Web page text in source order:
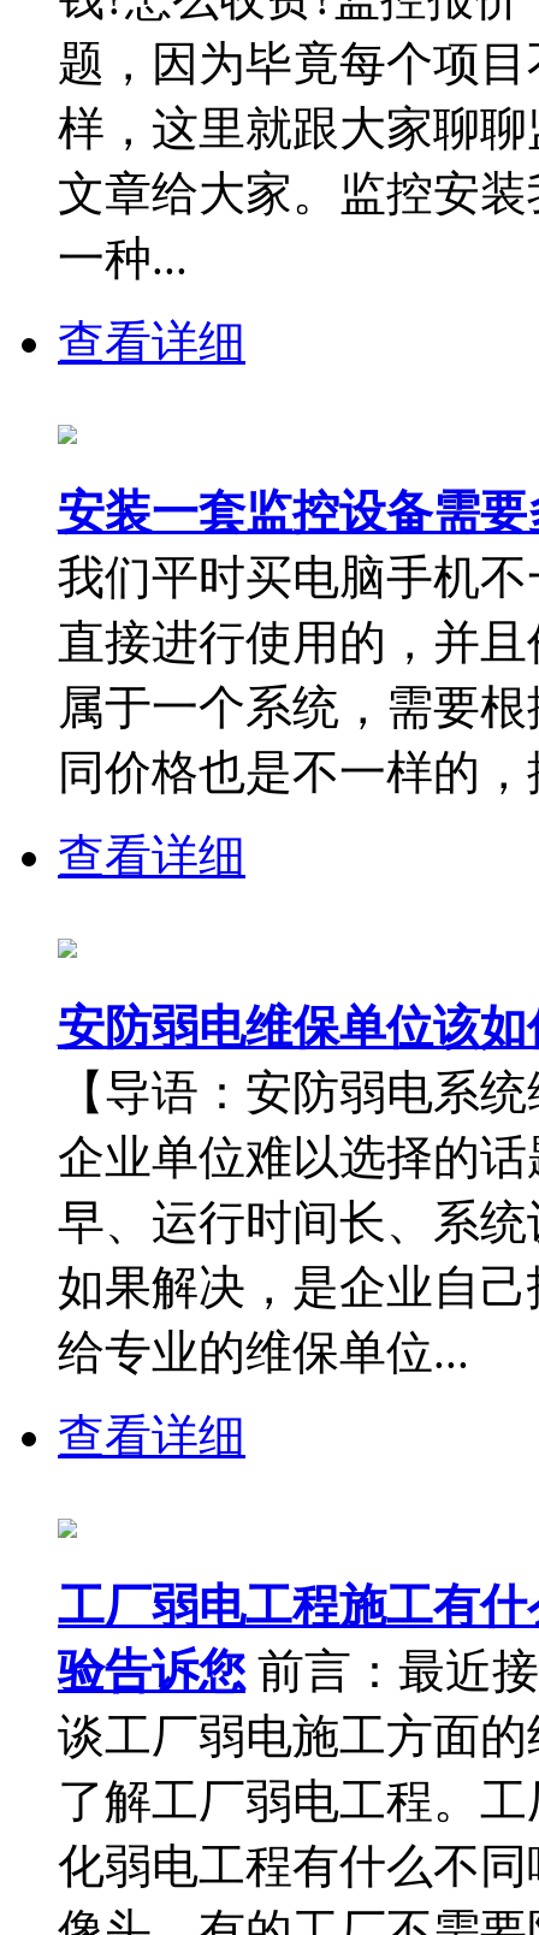
题，因为毕竟每个项
样，这里就跟大家聊
文章给大家。监控安
一种...
查看详细
安装一套监控设备需
我们平时买电脑手机
直接进行使用的，并
属于一个系统，需要
同价格也是不一样的
查看详细
安防弱电维保单位该
【导语：安防弱电系
企业单位难以选择的
早、运行时间长、系
如果解决，是企业自
给专业的维保单位...
查看详细
工厂弱电工程施工有
验告诉您 前言：最近
谈工厂弱电施工方面
了解工厂弱电工程。
化弱电工程有什么不